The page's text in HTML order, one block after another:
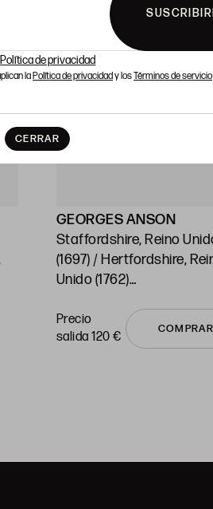
Política de privacidad
laPolítica de privacidady losTérminos de servicio
CERRAR
GEORGES ANSON
Staffordshire, Reino
(1697) / Hertfordshire,
Unido (1762)
Huella: 21,5 x 38 cm c/u
Precio
salida 120 €
COMPRAR